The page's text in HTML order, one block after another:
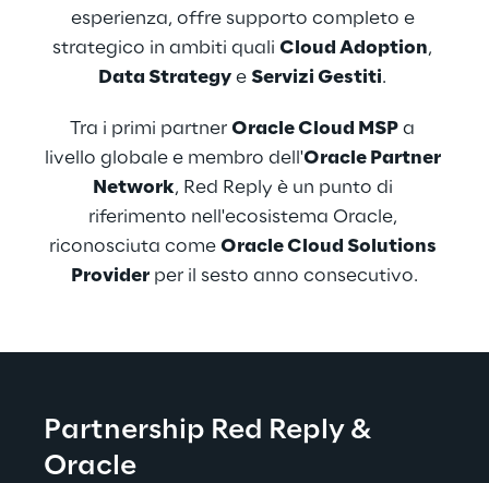
esperienza, offre supporto completo e
strategico in ambiti quali Cloud Adoption,
Data Strategy e Servizi Gestiti.
Tra i primi partner Oracle Cloud MSP a
livello globale e membro dell'Oracle Partner
Network, Red Reply è un punto di
riferimento nell'ecosistema Oracle,
riconosciuta come Oracle Cloud Solutions
Provider per il sesto anno consecutivo.
Partnership Red Reply &
Oracle